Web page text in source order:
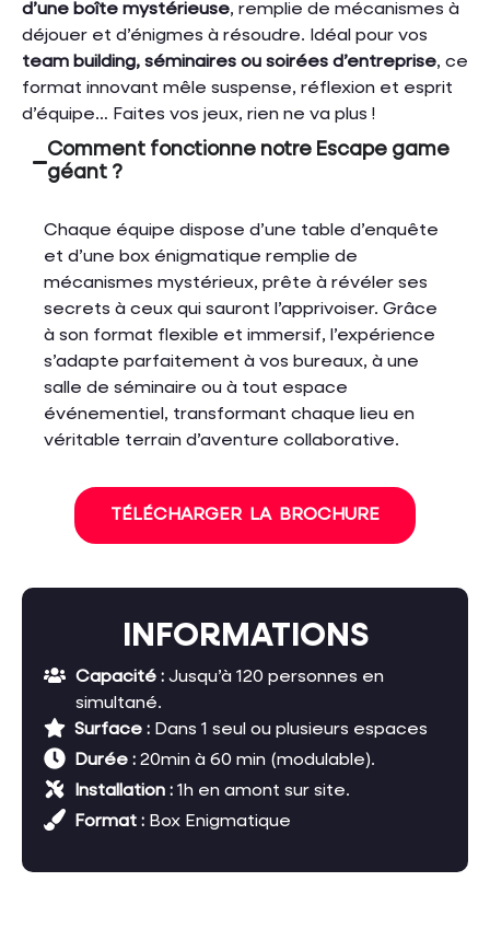
d’une boîte mystérieuse, remplie de mécanismes à
déjouer et d’énigmes à résoudre. Idéal pour vos
team building, séminaires ou soirées d’entreprise, ce
format innovant mêle suspense, réflexion et esprit
d’équipe… Faites vos jeux, rien ne va plus !
Comment fonctionne notre Escape game
géant ?
Chaque équipe dispose d’une table d’enquête
et d’une box énigmatique remplie de
mécanismes mystérieux, prête à révéler ses
secrets à ceux qui sauront l’apprivoiser. Grâce
à son format flexible et immersif, l’expérience
s’adapte parfaitement à vos bureaux, à une
salle de séminaire ou à tout espace
événementiel, transformant chaque lieu en
véritable terrain d’aventure collaborative.
TÉLÉCHARGER LA BROCHURE
INFORMATIONS
Capacité : Jusqu’à 120 personnes en
simultané.
Surface :Dans 1 seul ou plusieurs espaces
Durée :20min à 60 min (modulable).
Installation :1h en amont sur site.
Format :Box Enigmatique